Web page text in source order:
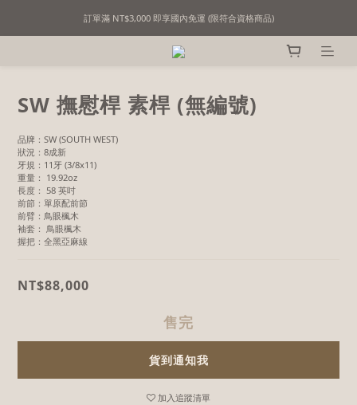
精選撞球用品｜用心挑選，只為懂行的你！
訂單滿 NT$3,000 即享國內免運 (限符合資格商品)
精選撞球用品｜用心挑選，只為懂行的你！
SW 撫慰桿 素桿 (無編號)
品牌：SW (SOUTH WEST)
狀況：8成新
牙規：11牙 (3/8x11)
重量： 19.92oz
長度： 58 英吋
前節：單原配前節
前臂：鳥眼楓木
袖套： 鳥眼楓木
握把：全黑亞麻線
NT$88,000
售完
貨到通知我
加入追蹤清單